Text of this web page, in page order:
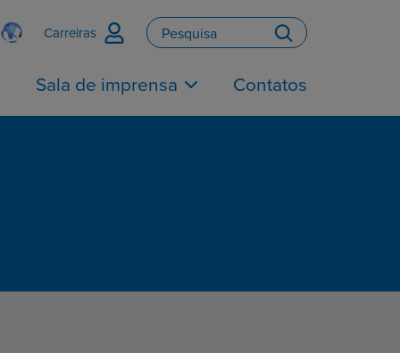
Carreiras
Sala de imprensa Contatos